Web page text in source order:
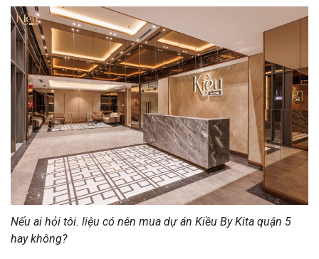
Nếu ai hỏi tôi. liệu có nên mua dự án Kiều By Kita quận 5
hay không?